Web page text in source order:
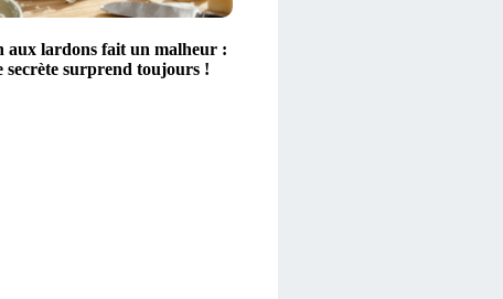
aux lardons fait un malheur :
secrète surprend toujours !